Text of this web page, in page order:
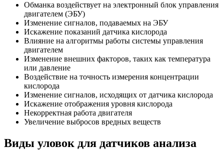
Обманка воздействует на электронный блок управления
двигателем (ЭБУ)
Изменение сигналов, подаваемых на ЭБУ
Искажение показаний датчика кислорода
Влияние на алгоритмы работы системы управления
двигателем
Изменение внешних факторов, таких как температура
или давление
Воздействие на точность измерения концентрации
кислорода
Изменение сигналов, исходящих от датчика кислорода
Искажение отображения уровня кислорода
Некорректная работа двигателя
Увеличение выбросов вредных веществ
Виды уловок для датчиков анализа